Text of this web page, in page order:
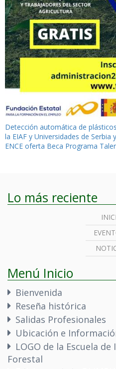
Navegación
de
Detección automática de
la EIAF y Universidades de Serbia
ENCE oferta Beca Programa
Lo más reciente
Menú Inicio
Bienvenida
Reseña histórica
Salidas Profesionales
Ubicación e
LOGO de la Escuela
Forestal